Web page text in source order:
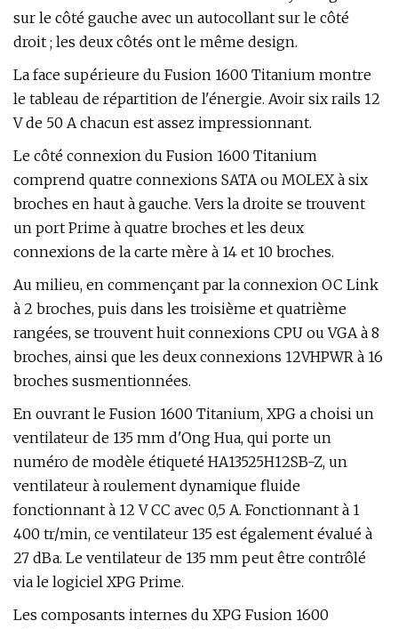
sur le côté gauche avec un autocollant sur le côté
droit ; les deux côtés ont le même design.
La face supérieure du Fusion 1600 Titanium montre
le tableau de répartition de l'énergie. Avoir six rails 12
V de 50 A chacun est assez impressionnant.
Le côté connexion du Fusion 1600 Titanium
comprend quatre connexions SATA ou MOLEX à six
broches en haut à gauche. Vers la droite se trouvent
un port Prime à quatre broches et les deux
connexions de la carte mère à 14 et 10 broches.
Au milieu, en commençant par la connexion OC Link
à 2 broches, puis dans les troisième et quatrième
rangées, se trouvent huit connexions CPU ou VGA à 8
broches, ainsi que les deux connexions 12VHPWR à 16
broches susmentionnées.
En ouvrant le Fusion 1600 Titanium, XPG a choisi un
ventilateur de 135 mm d'Ong Hua, qui porte un
numéro de modèle étiqueté HA13525H12SB-Z, un
ventilateur à roulement dynamique fluide
fonctionnant à 12 V CC avec 0,5 A. Fonctionnant à 1
400 tr/min, ce ventilateur 135 est également évalué à
27 dBa. Le ventilateur de 135 mm peut être contrôlé
via le logiciel XPG Prime.
Les composants internes du XPG Fusion 1600